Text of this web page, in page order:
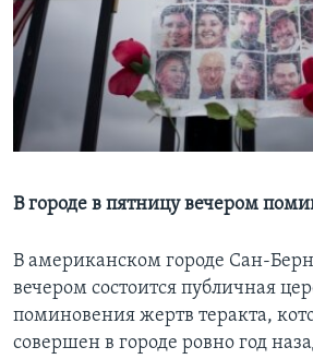
Learning English
СОЦИАЛЬНЫЕ СЕТИ
Языки
В городе в пятницу вечером
В американском городе Сан-
вечером состоится публичная
поминовения жертв теракта,
совершен в городе ровно год